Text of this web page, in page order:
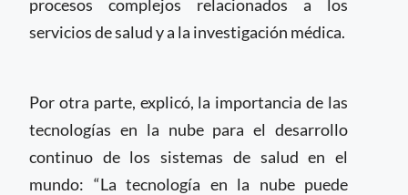
procesos complejos relacionados a los
servicios de salud y a la investigación médica.
Por otra parte, explicó, la importancia de las
tecnologías en la nube para el desarrollo
continuo de los sistemas de salud en el
mundo: “La tecnología en la nube puede